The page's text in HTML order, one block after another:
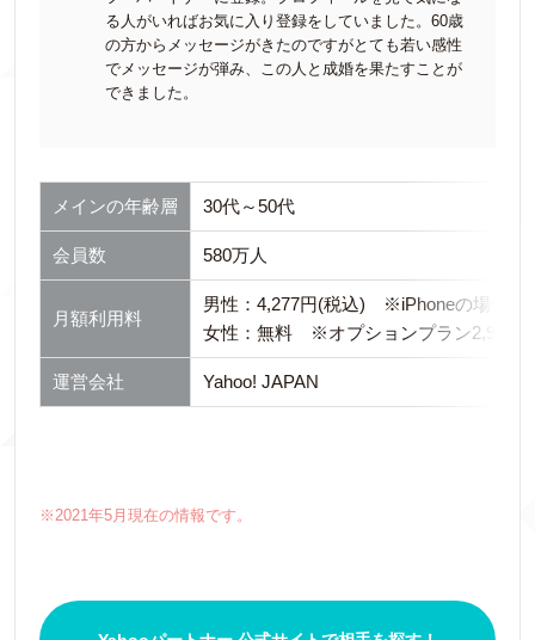
る人がいればお気に入り登録をしていました。60歳
の方からメッセージがきたのですがとても若い感性
でメッセージが弾み、この人と成婚を果たすことが
できました。
メインの年齢層 30代～50代
会員数 580万人
月額利用料
男性：4,277円(税込) ※iPhoneの場合
女性：無料 ※オプションプラン2,943円
運営会社 Yahoo! JAPAN
※2021年5月現在の情報です。